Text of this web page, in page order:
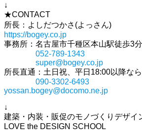
↓
★CONTACT
所長：よしだつかさ(よっさん)
https://bogey.co.jp
事務所：名古屋市千種区本山駅徒
052-789-1343
super@bogey.co.jp
所長直通：土日祝、平日18:00以降なら
090-3302-6493
yossan.bogey@docomo.ne.jp
↓
建築・内装・販促のモノづくりデザイ
LOVE the DESIGN SCHOOL